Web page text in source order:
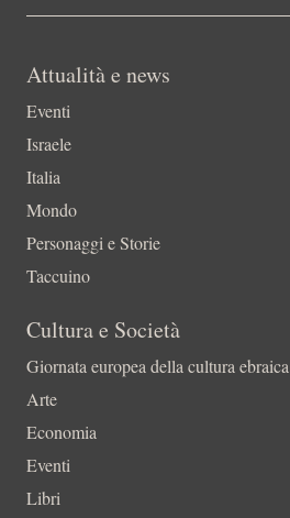
Attualità e news
Eventi
Israele
Italia
Mondo
Personaggi e Storie
Taccuino
Cultura e Società
Giornata europea della cultura ebraica
Arte
Economia
Eventi
Libri